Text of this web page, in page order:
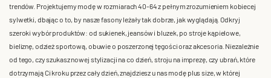
trendów. Projektujemy modę w rozmiarach 40-64 z pełnym zrozumieniem kobiecej
sylwetki, dbając o to, by nasze fasony leżały tak dobrze, jak wyglądają. Odkryj
szeroki wybór produktów: od sukienek, jeansów i bluzek, po stroje kąpielowe,
bieliznę, odzież sportową, obuwie o poszerzonej tęgości oraz akcesoria. Niezależnie
od tego, czy szukasz nowej stylizacji na co dzień, stroju na imprezę, czy ubrań, które
dotrzymają Ci kroku przez cały dzień, znajdziesz u nas modę plus size, w której